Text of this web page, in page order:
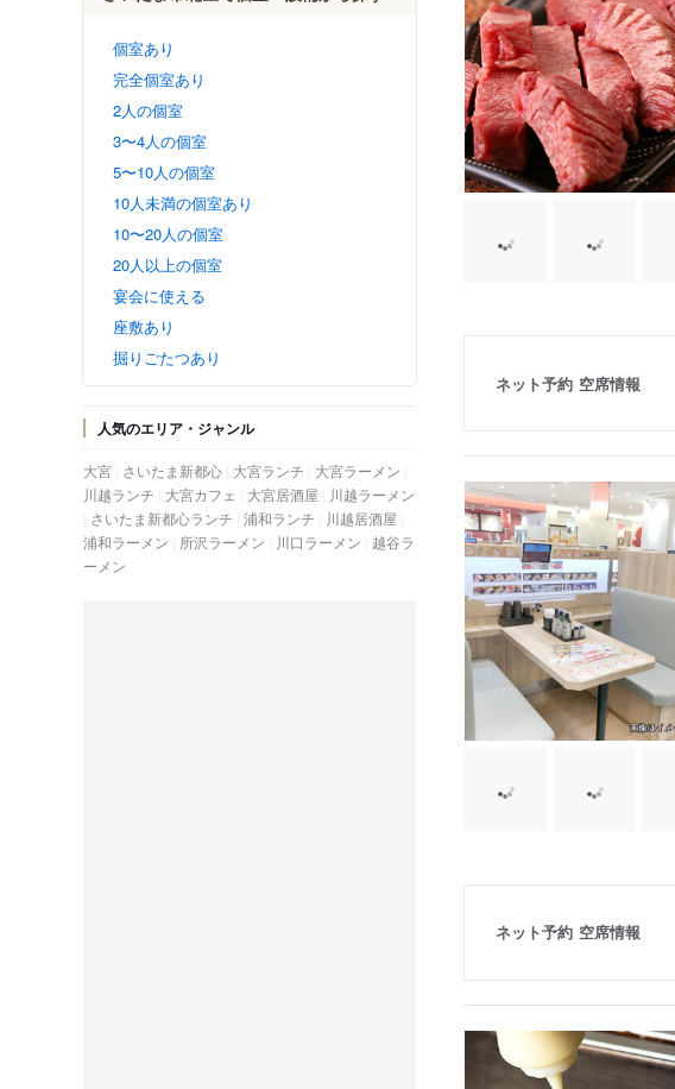
個室あり
完全個室あり
2人の個室
3〜4人の個室
5〜10人の個室
10人未満の個室あり
10〜20人の個室
20人以上の個室
宴会に使える
座敷あり
掘りごたつあり
人気のエリア・ジャンル
大宮 さいたま新都心 大宮ランチ
大宮ラーメン
川越ランチ
大宮カフェ 大宮居酒屋
川越ラーメン
さいたま新都心ランチ 浦和ランチ
川越居酒屋
浦和ラーメン
所沢ラーメン 川口ラーメン
越谷ラ
ーメン
ネット予約 空席情報
ネット予約 空席情報